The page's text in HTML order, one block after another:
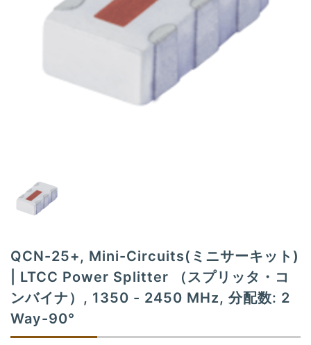
t
QCN-25+, Mini-Circuits(ミニサーキット)
| LTCC Power Splitter （スプリッタ・コ
ンバイナ）, 1350 - 2450 MHz, 分配数: 2
Way-90°